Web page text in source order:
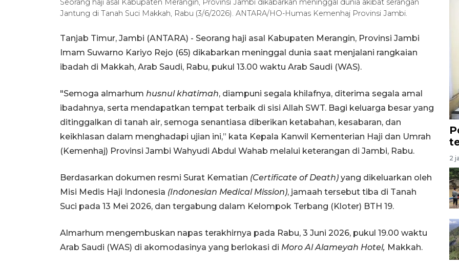
Seorang haji asal Kabupaten Merangin, Provinsi Jambi dikabarkan meninggal dunia akibat serangan
Jantung di Tanah Suci Makkah, Rabu (3/6/2026). ANTARA/HO-Humas Kemenhaj Provinsi Jambi.
Tanjab Timur, Jambi (ANTARA) - Seorang haji asal Kabupaten Merangin, Provinsi Jambi
Imam Suwarno Kariyo Rejo (65) dikabarkan meninggal dunia saat menjalani rangkaian
ibadah di Makkah, Arab Saudi, Rabu, pukul 13.00 waktu Arab Saudi (WAS).
"Semoga almarhum husnul khatimah, diampuni segala khilafnya, diterima segala amal
ibadahnya, serta mendapatkan tempat terbaik di sisi Allah SWT. Bagi keluarga besar yang
ditinggalkan di tanah air, semoga senantiasa diberikan ketabahan, kesabaran, dan
keikhlasan dalam menghadapi ujian ini,” kata Kepala Kanwil Kementerian Haji dan Umrah
(Kemenhaj) Provinsi Jambi Wahyudi Abdul Wahab melalui keterangan di Jambi, Rabu.
Berdasarkan dokumen resmi Surat Kematian (Certificate of Death) yang dikeluarkan oleh
Misi Medis Haji Indonesia (Indonesian Medical Mission), jamaah tersebut tiba di Tanah
Suci pada 13 Mei 2026, dan tergabung dalam Kelompok Terbang (Kloter) BTH 19.
Almarhum mengembuskan napas terakhirnya pada Rabu, 3 Juni 2026, pukul 19.00 waktu
Arab Saudi (WAS) di akomodasinya yang berlokasi di Moro Al Alameyah Hotel, Makkah.
2